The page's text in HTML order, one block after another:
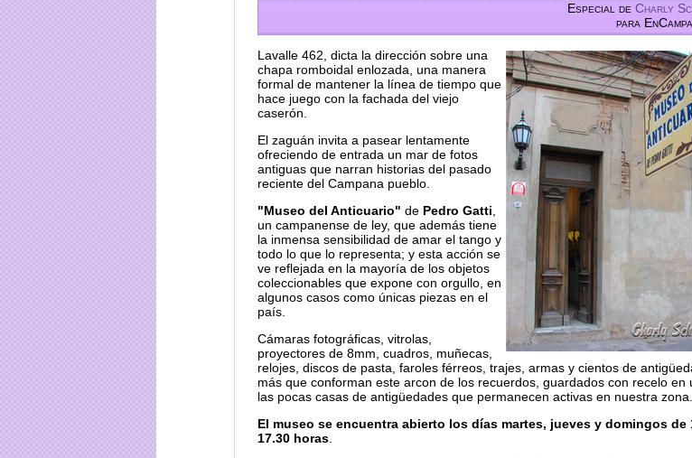
Especial de Charly
para
Lavalle 462, dicta la dirección sobre una
chapa romboidal enlozada, una manera
formal de mantener la línea de tiempo que
hace juego con la fachada del viejo
caserón.
El zaguán invita a pasear lentamente
ofreciendo de entrada un mar de fotos
antiguas que narran historias del pasado
reciente del Campana pueblo.
"Museo del Anticuario" de Pedro Gatti
un campanense de ley, que además tiene
la inmensa sensibilidad de amar el tango y
todo lo que lo representa; y esta acción se
ve reflejada en la mayoría de los objetos
coleccionables que expone con orgullo, en
algunos casos como únicas piezas en el
país.
Cámaras fotográficas, vitrolas,
proyectores de 8mm, cuadros, muñecas,
relojes, discos de pasta, faroles férreos, trajes, armas y cientos de
más que conforman este arcon de los recuerdos, guardados con recelo en
las pocas casas de antigüedades que permanecen activas en nuestra zona.
El museo se encuentra abierto los días martes, jueves y domingos de
17.30 horas